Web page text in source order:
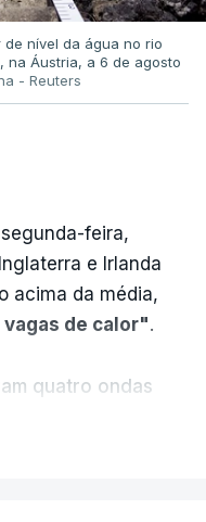
nível da água no rio
na Áustria, a 6 de agosto
- Reuters
feira,
e Irlanda
acima da média,
de calor".
quatro ondas